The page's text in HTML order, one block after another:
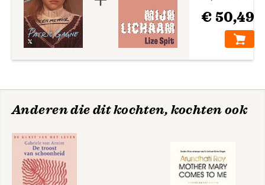
€ 50,49
Anderen die dit kochten, kochten ook